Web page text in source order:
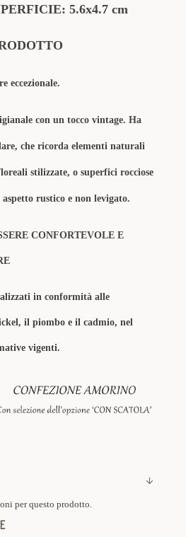
5.6x4.7 cm
eccezionale.
con un tocco vintage. Ha
che ricorda elementi naturali
stilizzate, o superfici rocciose
aspetto rustico e non levigato.
CONFORTEVOLE E
in conformità alle
il piombo e il cadmio, nel
vigenti.
per questo prodotto.